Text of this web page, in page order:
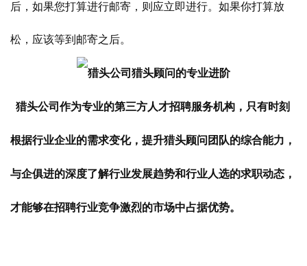
后，如果您打算进行邮寄，则应立即进行。如果你打算放
松，应该等到邮寄之后。
猎头公司作为专业的第三方人才招聘服务机构，只有时刻
根据行业企业的需求变化，提升猎头顾问团队的综合能力，
与企俱进的深度了解行业发展趋势和行业人选的求职动态，
才能够在招聘行业竞争激烈的市场中占据优势。